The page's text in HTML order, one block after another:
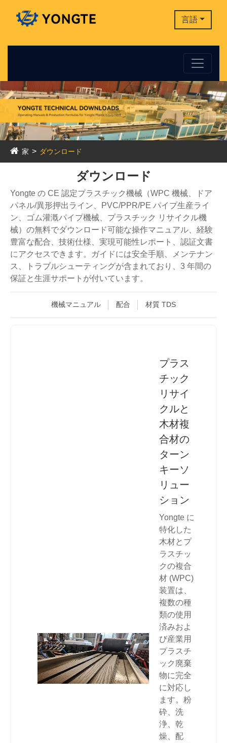
言語
家 ダウンロード
ダウンロード
Yongte の CE 認定プラスチック機械（WPC 機械、ドア
パネル/異形押出ライン、PVC/PPR/PE パイプ生産ライ
ン、ゴム灌漑パイプ機械、プラスチック リサイクル機
械）の無料でダウンロード可能な操作マニュアル、経験
豊富な配合、技術仕様、実現可能性レポート、認証文書
にアクセスできます。ガイドには安全手順、メンテナン
ス、トラブルシューティングが含まれており、3 年間の
保証と生涯サポートが付いています。
機械マニュアル 配合 材質 TDS
プラス
チック
リサイ
クルと
木材複
合材の
ターン
キーソ
リュー
ション
Yongte に
特化した
木材とプ
ラスチッ
クの複合
材 (WPC)
装置は、
複数の種
類の使用
済みおよ
び産業用
プラスチ
ック廃棄
物に完全
に対応し
ます。粉
砕、洗
浄、乾
燥、配